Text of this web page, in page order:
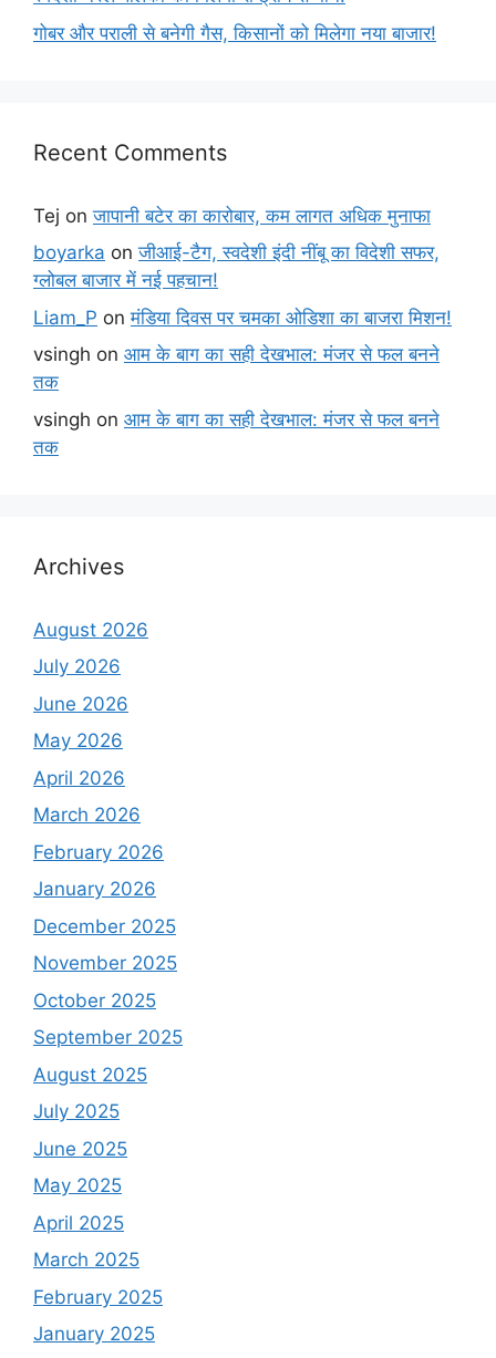
गोबर और पराली से बनेगी गैस, किसानों को मिलेगा नया बाजार!
Recent Comments
Tej onजापानी बटेर का कारोबार, कम लागत अधिक मुनाफा
boyarka onजीआई-टैग, स्वदेशी इंदी नींबू का विदेशी सफर,
ग्लोबल बाजार में नई पहचान!
Liam_P onमंडिया दिवस पर चमका ओडिशा का बाजरा मिशन!
vsingh on आम के बाग का सही देखभाल: मंजर से फल बनने
तक
vsingh on आम के बाग का सही देखभाल: मंजर से फल बनने
तक
Archives
August 2026
July 2026
June 2026
May 2026
April 2026
March 2026
February 2026
January 2026
December 2025
November 2025
October 2025
September 2025
August 2025
July 2025
June 2025
May 2025
April 2025
March 2025
February 2025
January 2025